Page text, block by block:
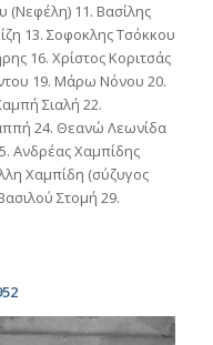
(Νεφέλη) 11. Βασίλης
13. Σοφοκλης Τσόκκου
16. Χρίστος Κοριτσάς
19. Μάρω Νόνου 20.
Σιαλή 22.
24. Θεανώ Λεωνίδα
Ανδρέας Χαμπίδης
Χαμπίδη (σύζυγος
Στομή 29.